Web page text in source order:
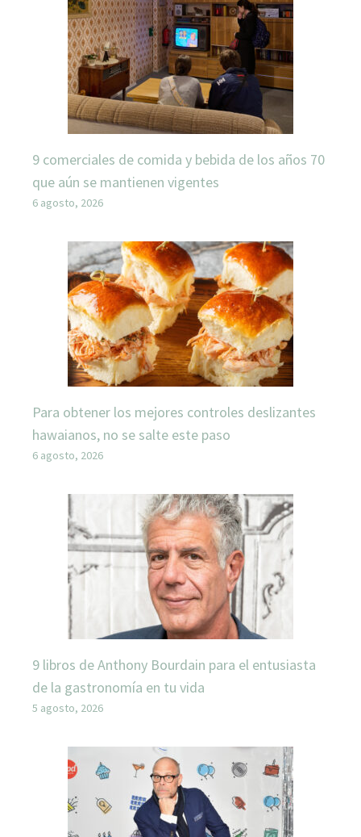
9 comerciales de comida y bebida de los años 70
que aún se mantienen vigentes
6 agosto, 2026
Para obtener los mejores controles deslizantes
hawaianos, no se salte este paso
6 agosto, 2026
9 libros de Anthony Bourdain para el entusiasta
de la gastronomía en tu vida
5 agosto, 2026